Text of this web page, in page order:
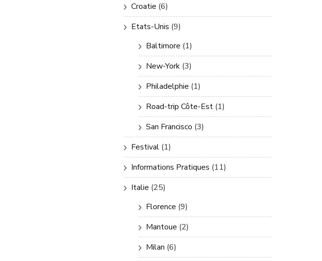
Croatie (6)
Etats-Unis (9)
Baltimore (1)
New-York (3)
Philadelphie (1)
Road-trip Côte-Est (1)
San Francisco (3)
Festival (1)
Informations Pratiques (11)
Italie (25)
Florence (9)
Mantoue (2)
Milan (6)